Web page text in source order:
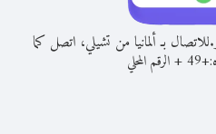
للاتصال بـ ألمانيا من تشيلي، اتصل كما
+
49
+الرقم المحلي